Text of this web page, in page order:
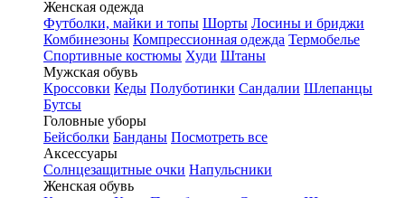
Женская одежда
Футболки, майки и топы Шорты Лосины и бриджи
Комбинезоны Компрессионная одежда Термобелье
Спортивные костюмы Худи Штаны
Мужская обувь
Кроссовки Кеды Полуботинки Сандалии Шлепанцы
Бутсы
Головные уборы
Бейсболки Банданы Посмотреть все
Аксессуары
Солнцезащитные очки Напульсники
Женская обувь